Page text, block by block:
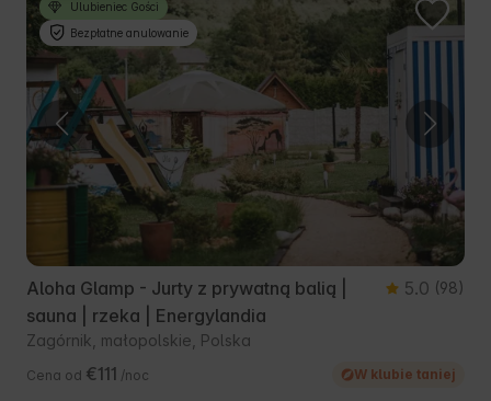
Ulubieniec Gości
Bezpłatne anulowanie
Aloha Glamp - Jurty z prywatną balią |
sauna | rzeka | Energylandia
5.0 (98)
Zagórnik, małopolskie, Polska
Cena od €111 /noc W klubie taniej